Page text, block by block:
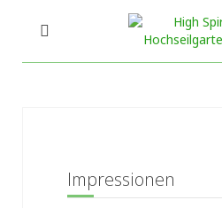
Impressionen